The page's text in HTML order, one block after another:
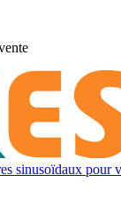
sinusoïdaux pour